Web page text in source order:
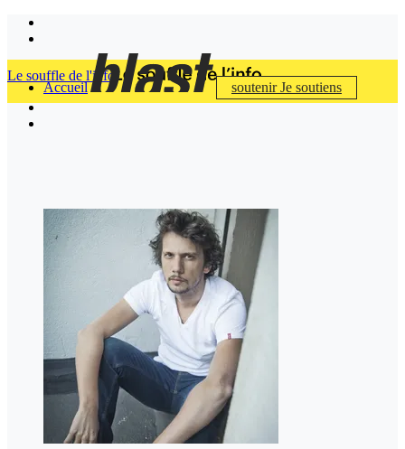
Accueil soutenirJe soutiens
Le souffle de l'info